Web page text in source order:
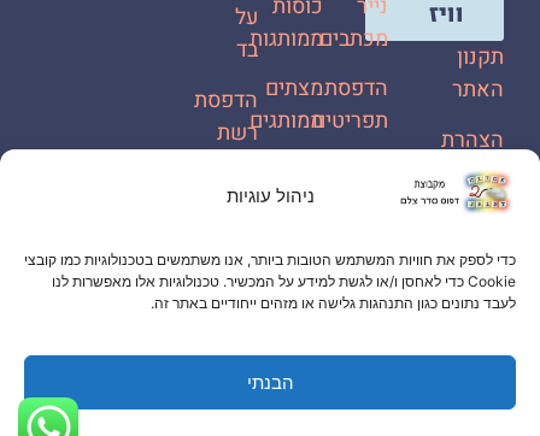
ניהול עוגיות
כדי לספק את חוויות המשתמש הטובות ביותר, אנו משתמשים בטכנולוגיות כמו קובצי
Cookie כדי לאחסן ו/או לגשת למידע על המכשיר. טכנולוגיות אלו מאפשרות לנו
לעבד נתונים כגון התנהגות גלישה או מזהים ייחודיים באתר זה.
הבנתי
וויז
תקנון
האתר
הצהרת
נגישות
שמירת
עוגיות
מדיניות
מכתבים
הדפסת
תפריטים
הדפסת
קלפים
ממותגות
מצתים
ממותגים
נייר
קעקועי
נייר
על
בד
הדפסת
רשת